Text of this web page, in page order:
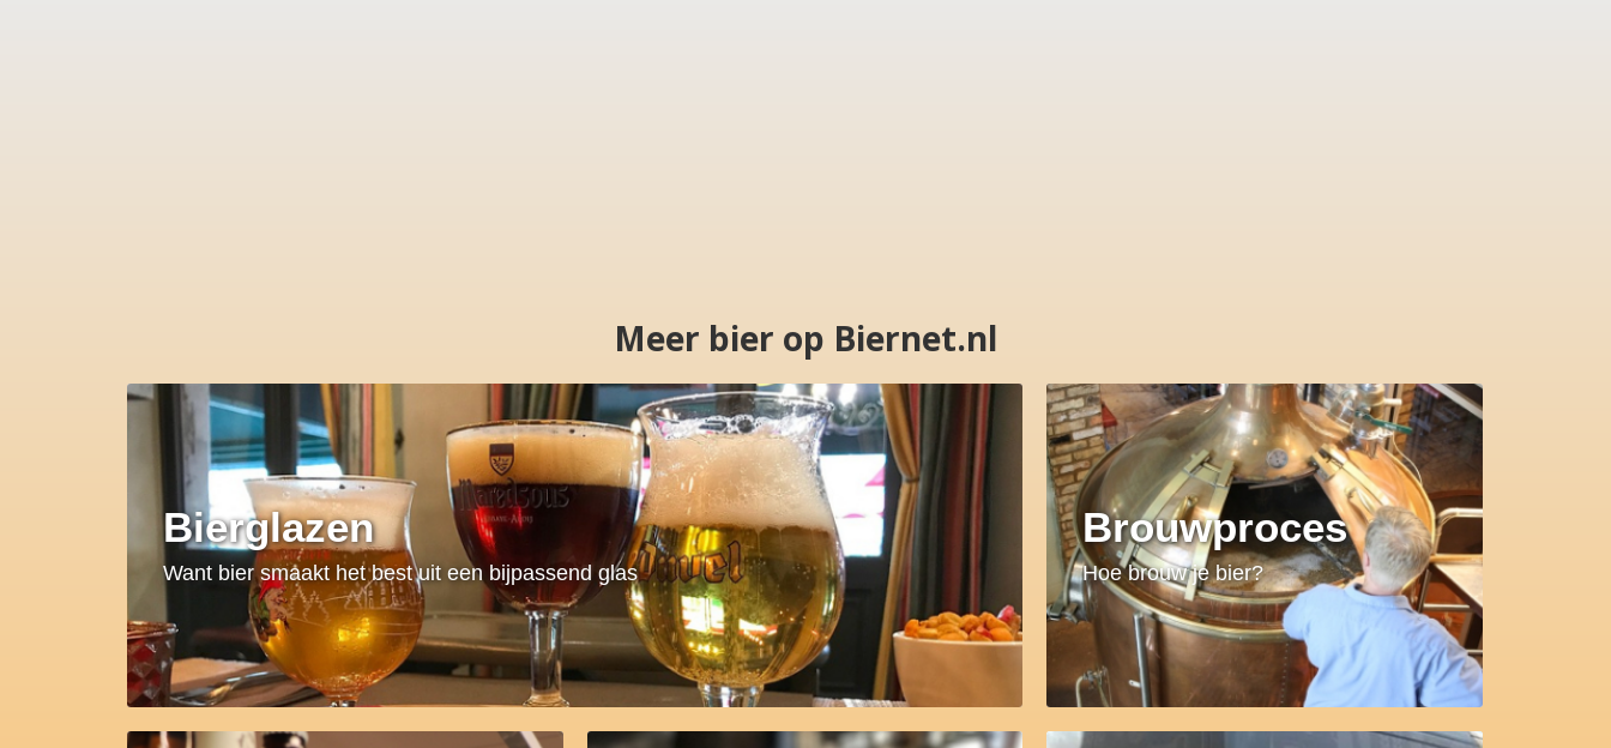
Meer bier op Biernet.nl
Bierglazen
Want bier smaakt het best uit een bijpassend glas
Brouwproces
Hoe brouw je bier?